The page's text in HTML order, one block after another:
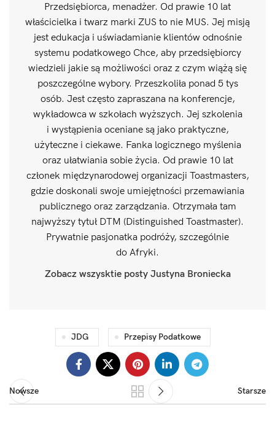
Przedsiębiorca, menadżer. Od prawie 10 lat
właścicielka i twarz marki ZUS to nie MUS. Jej misją
jest edukacja i uświadamianie klientów odnośnie
systemu podatkowego Chce, aby przedsiębiorcy
wiedzieli jakie są możliwości oraz z czym wiążą się
poszczególne wybory. Przeszkoliła ponad 5 tys
osób. Jest często zapraszana na konferencje,
wykładowca w szkołach wyższych. Jej szkolenia
i wystąpienia oceniane są jako praktyczne,
użyteczne i ciekawe. Fanka logicznego myślenia
oraz ułatwiania sobie życia. Od prawie 10 lat
członek międzynarodowej organizacji Toastmasters,
gdzie doskonali swoje umiejętności przemawiania
publicznego oraz zarządzania. Otrzymała tam
najwyższy tytuł DTM (Distinguished Toastmaster).
Prywatnie pasjonatka podróży, szczególnie
do Afryki.
Zobacz wszysktie posty Justyna Broniecka
JDG Przepisy Podatkowe
Nowsze Starsze